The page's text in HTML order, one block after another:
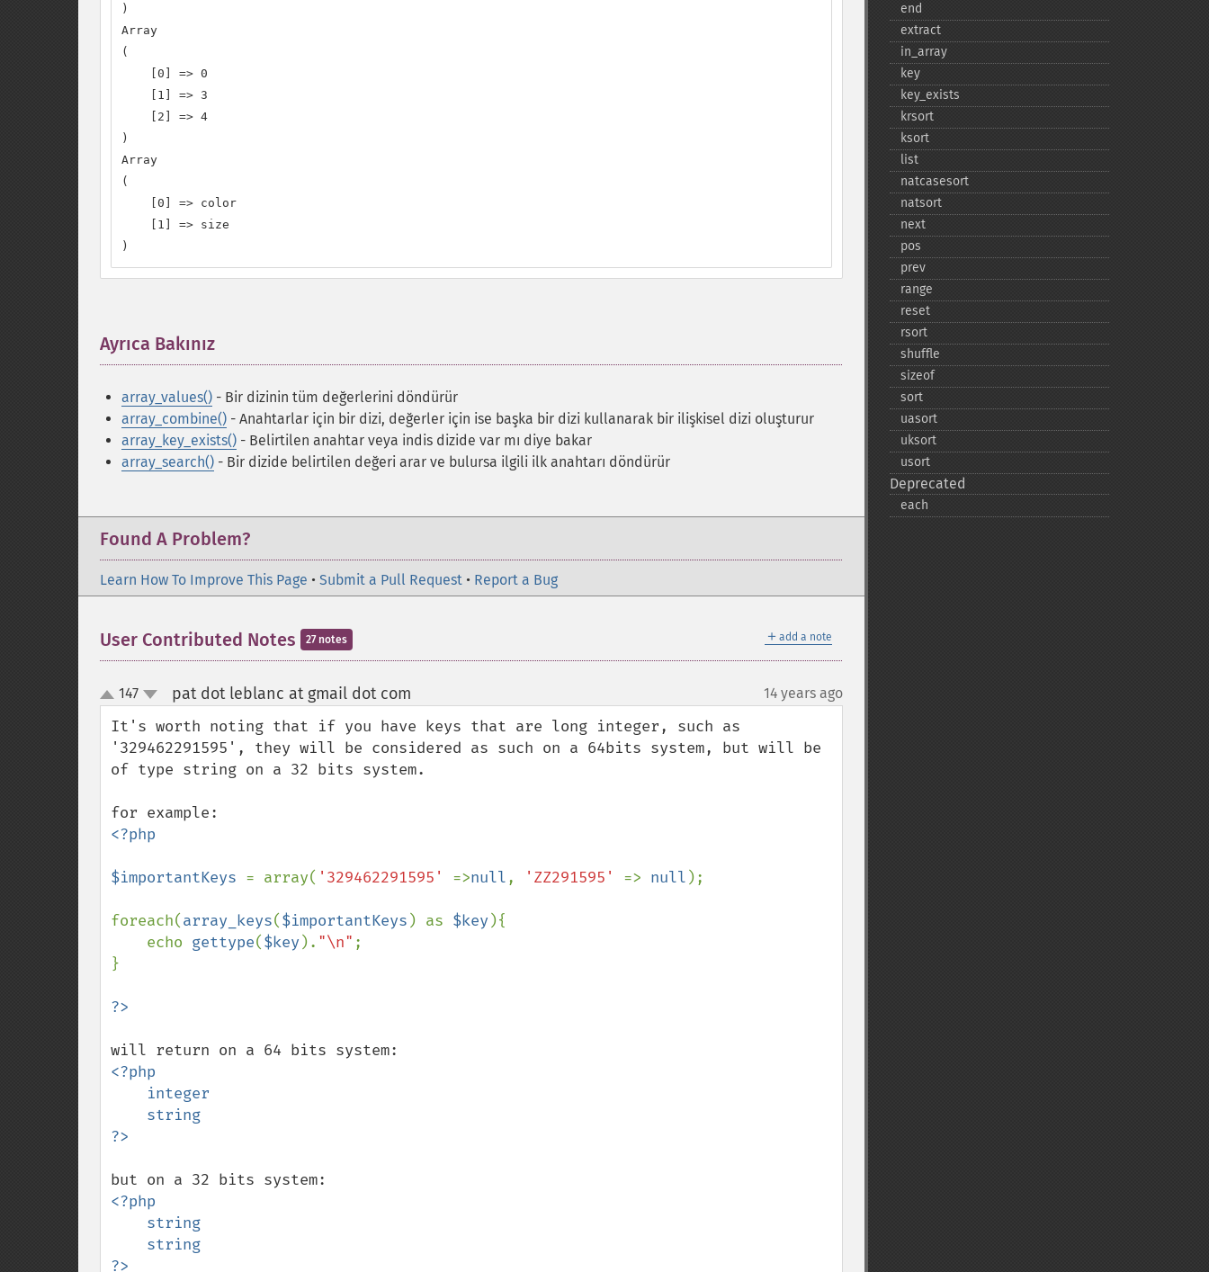
)
Array
(
    [0] => 0
    [1] => 3
    [2] => 4
)
Array
(
    [0] => color
    [1] => size
)
Ayrıca Bakınız
array_values() - Bir dizinin tüm değerlerini döndürür
array_combine() - Anahtarlar için bir dizi, değerler için ise başka bir dizi kullanarak bir ilişkisel dizi oluşturur
array_key_exists() - Belirtilen anahtar veya indis dizide var mı diye bakar
array_search() - Bir dizide belirtilen değeri arar ve bulursa ilgili ilk anahtarı döndürür
Found A Problem?
Learn How To Improve This Page • Submit a Pull Request • Report a Bug
＋ add a note
User Contributed Notes 27 notes
up
down
147 pat dot leblanc at gmail dot com 14 years ago
It's worth noting that if you have keys that are long integer, such as
'329462291595', they will be considered as such on a 64bits system, but will be
of type string on a 32 bits system.
<?php
$importantKeys = array( '329462291595' =>null, 'ZZ291595' => null );
foreach(array_keys($importantKeys ) as $key ){
    echo
gettype($key ). "\n" ;
}
<?php
<?php
end
extract
in_​array
key
key_​exists
krsort
ksort
list
natcasesort
natsort
next
pos
prev
range
reset
rsort
shuffle
sizeof
sort
uasort
uksort
usort
Deprecated
each